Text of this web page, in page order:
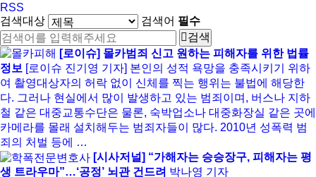
RSS
검색대상
검색어 필수
검색
[로이슈] 몰카범죄 신고 원하는 피해자를 위한 법률
정보 [로이슈 진기영 기자] 본인의 성적 욕망을 충족시키기 위하
여 촬영대상자의 허락 없이 신체를 찍는 행위는 불법에 해당한
다. 그러나 현실에서 많이 발생하고 있는 범죄이며, 버스나 지하
철 같은 대중교통수단은 물론, 숙박업소나 대중화장실 같은 곳에
카메라를 몰래 설치해두는 범죄자들이 많다. 2010년 성폭력 범
죄의 처벌 등에 …
[시사저널] “가해자는 승승장구, 피해자는 평
생 트라우마”…‘공정’ 뇌관 건드려 박나영 기자